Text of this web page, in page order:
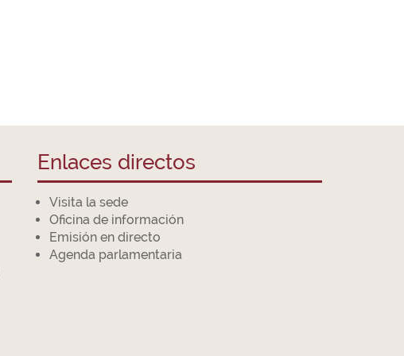
Enlaces directos
Visita la sede
Oficina de información
Emisión en directo
Agenda parlamentaria